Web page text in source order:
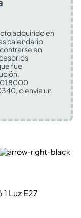
adquirido en
calendario
en
fue
8000
o envía un
Técnicas
Luz E27